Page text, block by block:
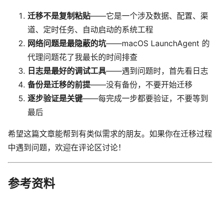
迁移不是复制粘贴——它是一个涉及数据、配置、渠
道、定时任务、自动启动的系统工程
网络问题是最隐蔽的坑——macOS LaunchAgent 的
代理问题花了我最长的时间排查
日志是最好的调试工具——遇到问题时，首先看日志
备份是迁移的前提——没有备份，不要开始迁移
逐步验证是关键——每完成一步都要验证，不要等到
最后
希望这篇文章能帮到有类似需求的朋友。如果你在迁移过程
中遇到问题，欢迎在评论区讨论！
参考资料